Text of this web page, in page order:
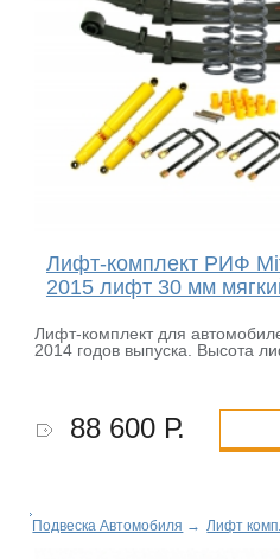
Лифт-комплект РИФ
2015 лифт 30 мм
Лифт-комплект для
2014 годов выпуска. Высота
88 600 Р.
Подвеска Автомобиля → Лифт